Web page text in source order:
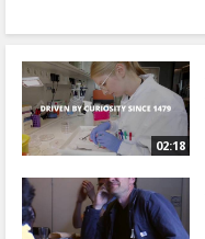
02:18